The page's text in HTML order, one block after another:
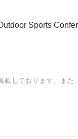
Sports
しております。また